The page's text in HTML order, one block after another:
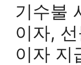
기수불
이자,
이자 지